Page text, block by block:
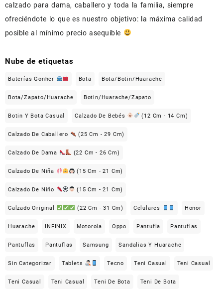
calzado para dama, caballero y toda la familia, siempre
ofreciéndote lo que es nuestro objetivo: la máxima calidad
posible al mínimo precio asequible
Nube de etiquetas
Baterías Gonher Bota Bota/Botin/Huarache
Bota/Zapato/Huarache Botin/Huarache/Zapato
Botin Y Bota Casual Calzado De Bebés (12 Cm - 14 Cm)
Calzado De Caballero (25 Cm - 29 Cm)
Calzado De Dama (22 Cm - 26 Cm)
Calzado De Niña (15 Cm - 21 Cm)
Calzado De Niño (15 Cm - 21 Cm)
Calzado Original (22 Cm - 31 Cm) Celulares Honor
Huarache INFINIX Motorola Oppo Pantufla Pantuflas
Pantuflas Pantuflas Samsung Sandalias Y Huarache
Sin Categorizar Tablets Tecno Teni Casual Teni Casual
Teni Casual Teni Casual Teni De Bota Teni De Bota